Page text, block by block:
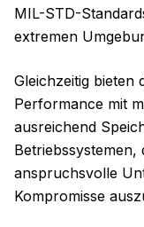
MIL-STD-
extremen
Gleichzeitig bieten
Performance mit
ausreichend
anspruchsvolle
Kompromisse